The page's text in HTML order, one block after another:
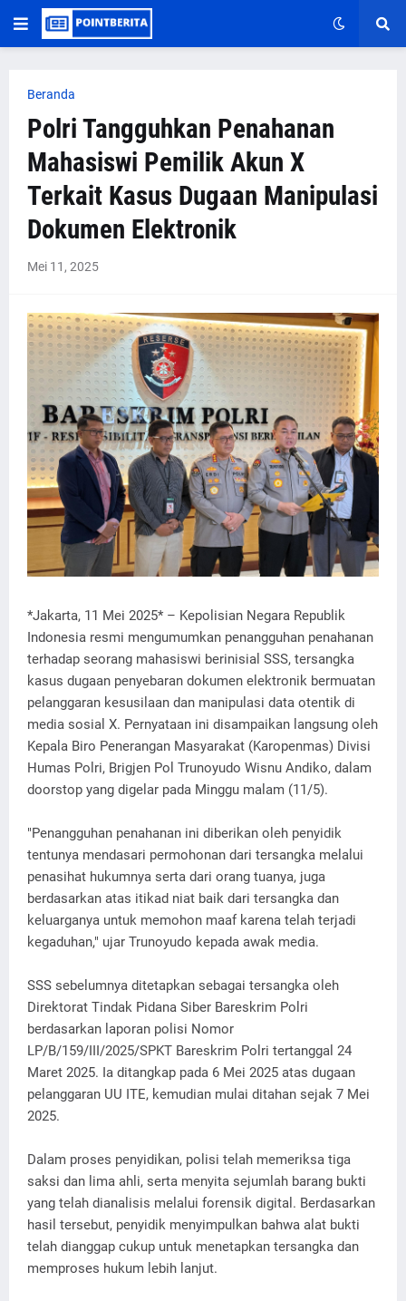
Beranda
Polri Tangguhkan Penahanan
Mahasiswi Pemilik Akun X
Terkait Kasus Dugaan Manipulasi
Dokumen Elektronik
Mei 11, 2025
*Jakarta, 11 Mei 2025* – Kepolisian Negara Republik
Indonesia resmi mengumumkan penangguhan penahanan
terhadap seorang mahasiswi berinisial SSS, tersangka
kasus dugaan penyebaran dokumen elektronik bermuatan
pelanggaran kesusilaan dan manipulasi data otentik di
media sosial X. Pernyataan ini disampaikan langsung oleh
Kepala Biro Penerangan Masyarakat (Karopenmas) Divisi
Humas Polri, Brigjen Pol Trunoyudo Wisnu Andiko, dalam
doorstop yang digelar pada Minggu malam (11/5).
"Penangguhan penahanan ini diberikan oleh penyidik
tentunya mendasari permohonan dari tersangka melalui
penasihat hukumnya serta dari orang tuanya, juga
berdasarkan atas itikad niat baik dari tersangka dan
keluarganya untuk memohon maaf karena telah terjadi
kegaduhan," ujar Trunoyudo kepada awak media.
SSS sebelumnya ditetapkan sebagai tersangka oleh
Direktorat Tindak Pidana Siber Bareskrim Polri
berdasarkan laporan polisi Nomor
LP/B/159/III/2025/SPKT Bareskrim Polri tertanggal 24
Maret 2025. Ia ditangkap pada 6 Mei 2025 atas dugaan
pelanggaran UU ITE, kemudian mulai ditahan sejak 7 Mei
2025.
Dalam proses penyidikan, polisi telah memeriksa tiga
saksi dan lima ahli, serta menyita sejumlah barang bukti
yang telah dianalisis melalui forensik digital. Berdasarkan
hasil tersebut, penyidik menyimpulkan bahwa alat bukti
telah dianggap cukup untuk menetapkan tersangka dan
memproses hukum lebih lanjut.